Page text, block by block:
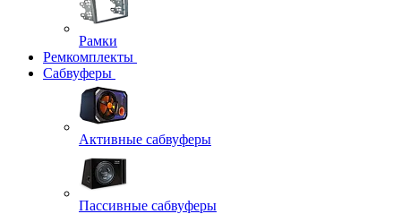
Рамки
Ремкомплекты
Сабвуферы
Активные сабвуферы
Пассивные сабвуферы